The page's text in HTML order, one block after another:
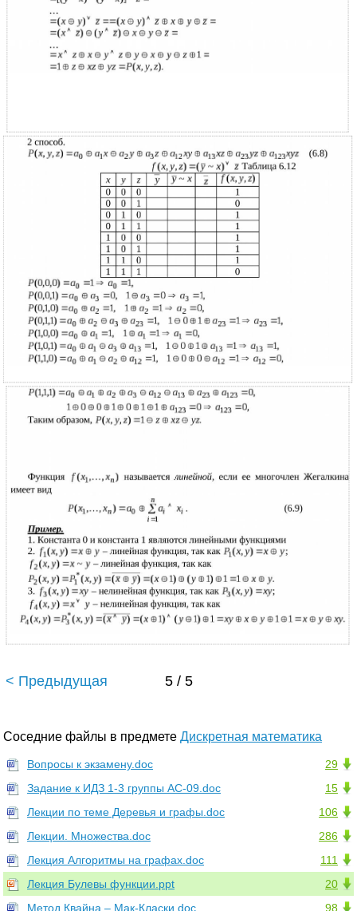
< Предыдущая 5 / 5
Соседние файлы в предмете Дискретная математика
29
Вопросы к экзамену.doc
15
Задание к ИДЗ 1-3 группы АС-09.doc
106
Лекции по теме Деревья и графы.doc
286
Лекции. Множества.doc
111
Лекция Алгоритмы на графах.doc
20
Лекция Булевы функции.ppt
98
Метод Квайна – Мак-Класки.doc